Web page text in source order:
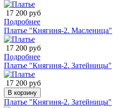
17 200 руб
Подробнее
Платье "Княгиня-2. Масленица"
17 200 руб
Подробнее
Платье "Княгиня-2. Затейницы"
17 200 руб
В корзину
Платье "Княгиня-2. Затейницы"